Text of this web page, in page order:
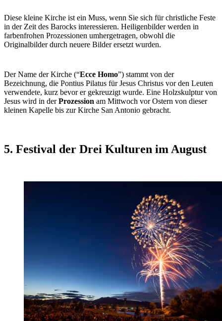
Diese kleine Kirche ist ein Muss, wenn Sie sich für christliche Feste
in der Zeit des Barocks interessieren. Heiligenbilder werden in
farbenfrohen Prozessionen umhergetragen, obwohl die
Originalbilder durch neuere Bilder ersetzt wurden.
Der Name der Kirche (“Ecce Homo”) stammt von der
Bezeichnung, die Pontius Pilatus für Jesus Christus vor den Leuten
verwendete, kurz bevor er gekreuzigt wurde. Eine Holzskulptur von
Jesus wird in derProzession am Mittwoch vor Ostern von dieser
kleinen Kapelle bis zur Kirche San Antonio gebracht.
5. Festival der Drei Kulturen im August